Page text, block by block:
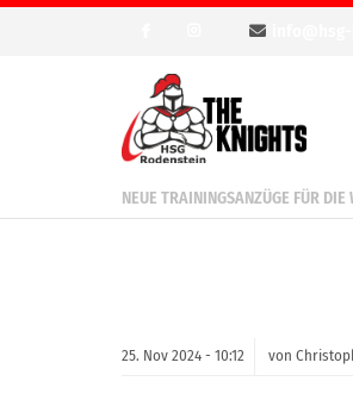
NEUE TRAININGSANZÜGE FÜR DIE
25. Nov 2024 - 10:12 von